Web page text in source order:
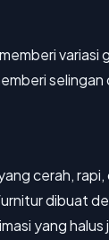
variasi
cerah,
dibuat
yang